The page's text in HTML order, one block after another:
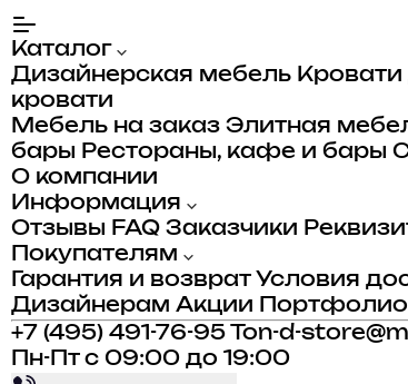
Каталог
Дизайнерская мебель Кровати
кровати
Мебель на заказ Элитная
бары Рестораны, кафе и бары
О компании
Информация
Отзывы FAQ Заказчики
Покупателям
Гарантия и возврат Условия
Дизайнерам Акции Портфолио
+7 (495) 491-76-95
Ton-d-
Пн-Пт с 09:00 до 19:00